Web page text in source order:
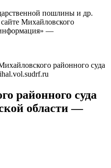
пошлины и др.
Михайловского
—
районного суда
районного суда
области —